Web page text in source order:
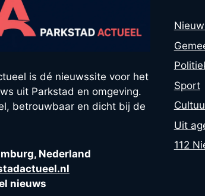
is dé nieuwssite voor het
uit Parkstad en omgeving.
betrouwbaar en dicht bij de
Nederland
nieuws
Sport
Uit
112